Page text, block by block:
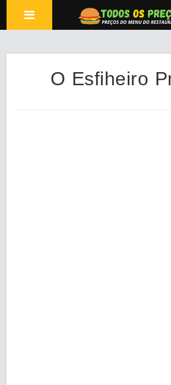
O Esfiheiro